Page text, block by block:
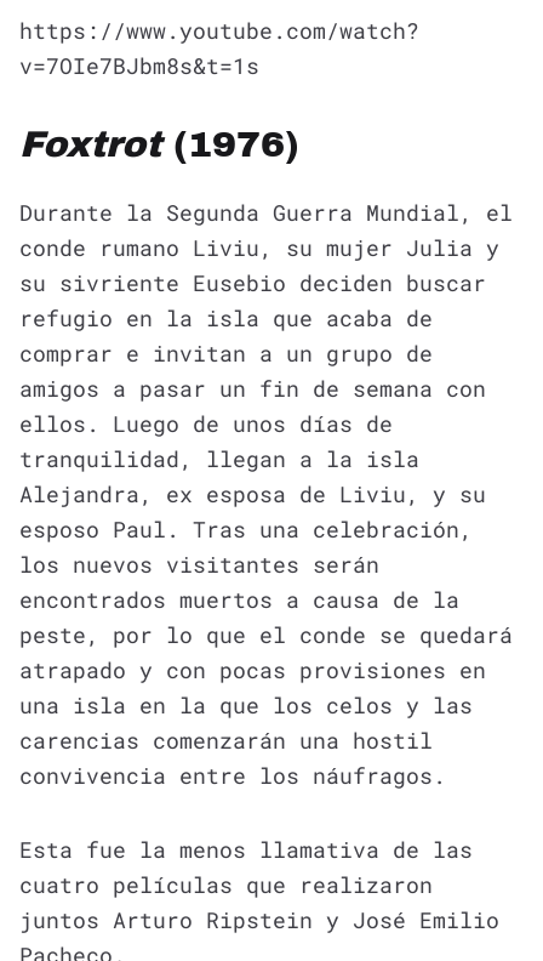
https://www.youtube.com/watch?
v=7OIe7BJbm8s&t=1s
Foxtrot(1976)
Durante la Segunda Guerra Mundial, el
conde rumano Liviu, su mujer Julia y
su sivriente Eusebio deciden buscar
refugio en la isla que acaba de
comprar e invitan a un grupo de
amigos a pasar un fin de semana con
ellos. Luego de unos días de
tranquilidad, llegan a la isla
Alejandra, ex esposa de Liviu, y su
esposo Paul. Tras una celebración,
los nuevos visitantes serán
encontrados muertos a causa de la
peste, por lo que el conde se quedará
atrapado y con pocas provisiones en
una isla en la que los celos y las
carencias comenzarán una hostil
convivencia entre los náufragos.
Esta fue la menos llamativa de las
cuatro películas que realizaron
juntos Arturo Ripstein y José Emilio
Pacheco.